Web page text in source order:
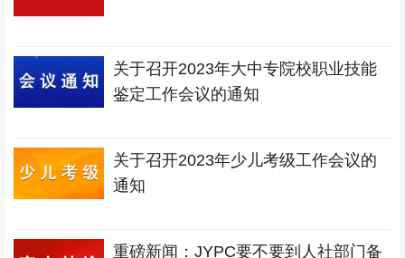
关于召开2023年大中专院校职业技能
鉴定工作会议的通知
关于召开2023年少儿考级工作会议的
通知
重磅新闻：JYPC要不要到人社部门备